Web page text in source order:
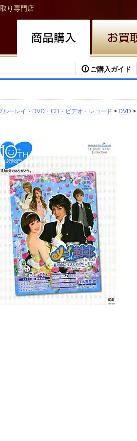
り専門店
ご購入ガイド
ルーレイ・DVD・CD・ビデオ・レコード DVD